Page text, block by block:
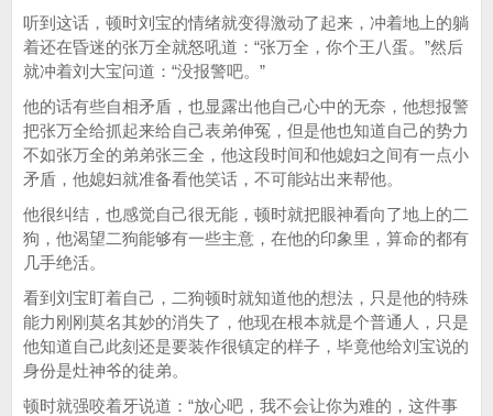
听到这话，顿时刘宝的情绪就变得激动了起来，冲着地上的躺
着还在昏迷的张万全就怒吼道：“张万全，你个王八蛋。”然后
就冲着刘大宝问道：“没报警吧。”
他的话有些自相矛盾，也显露出他自己心中的无奈，他想报警
把张万全给抓起来给自己表弟伸冤，但是他也知道自己的势力
不如张万全的弟弟张三全，他这段时间和他媳妇之间有一点小
矛盾，他媳妇就准备看他笑话，不可能站出来帮他。
他很纠结，也感觉自己很无能，顿时就把眼神看向了地上的二
狗，他渴望二狗能够有一些主意，在他的印象里，算命的都有
几手绝活。
看到刘宝盯着自己，二狗顿时就知道他的想法，只是他的特殊
能力刚刚莫名其妙的消失了，他现在根本就是个普通人，只是
他知道自己此刻还是要装作很镇定的样子，毕竟他给刘宝说的
身份是灶神爷的徒弟。
顿时就强咬着牙说道：“放心吧，我不会让你为难的，这件事